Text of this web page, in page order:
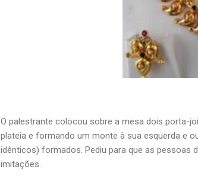
O palestrante colocou sobre a mesa dois porta-
plateia e formando um monte à sua esquerda e
idênticos) formados. Pediu para que as pessoas
imitações.